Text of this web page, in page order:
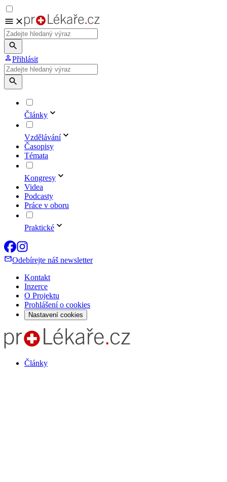
Přihlásit
Články
Vzdělávání
Časopisy
Témata
Kongresy
Videa
Podcasty
Práce v oboru
Praktické
Odebírejte náš newsletter
Kontakt
Inzerce
O Projektu
Prohlášení o cookies
Nastavení cookies
Články